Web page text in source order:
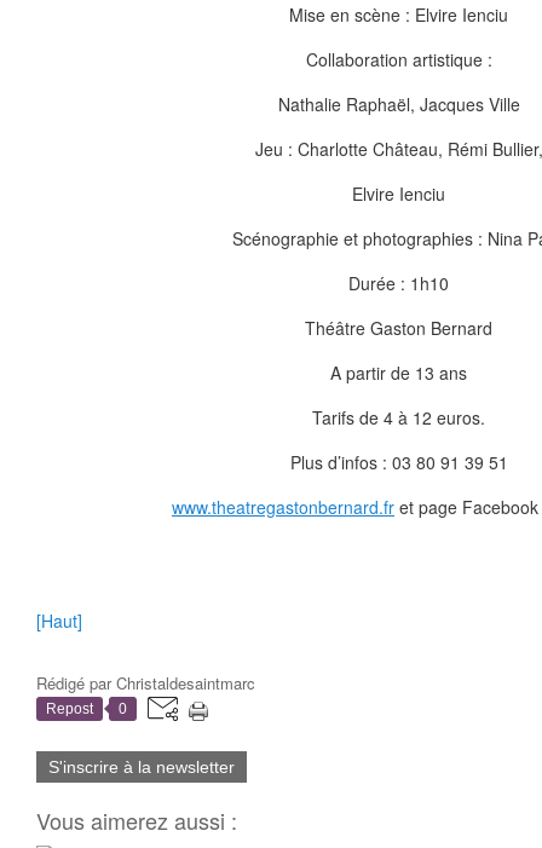
Mise en scène : Elvire Ienciu
Collaboration artistique :
Nathalie Raphaël, Jacques Ville
Jeu : Charlotte Château, Rémi Bullier,
Elvire Ienciu
Scénographie et photographies : Nina
Durée : 1h10
Théâtre Gaston Bernard
A partir de 13 ans
Tarifs de 4 à 12 euros.
Plus d’infos : 03 80 91 39 51
www.theatregastonbernard.fr et page
[Haut]
Rédigé parChristaldesaintmarc
Repost 0
S'inscrire à la newsletter
Vous aimerez aussi :